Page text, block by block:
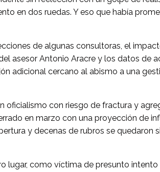
en dos ruedas. Y eso que había
de algunas consultoras, el
asesor Antonio Aracre y los datos de
adicional cercano al abismo a una
oficialismo con riesgo de fractura y
en marzo con una proyección de
y decenas de rubros se quedaron
lugar, como víctima de presunto